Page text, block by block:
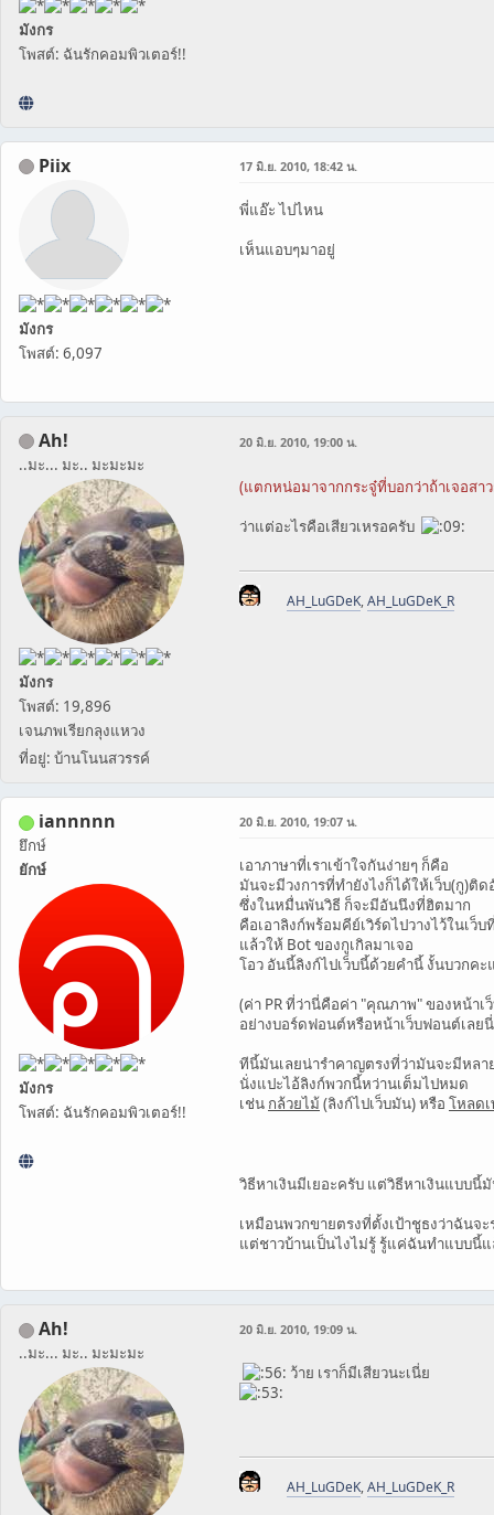
มังกร
โพสต์: ฉันรักคอมพิวเตอร์!!
Piix
มังกร
โพสต์: 6,097
17 มิ.ย. 2010, 18:42 น.
พี่แอ๊ะ ไปไหน
เห็นแอบๆมาอยู่
Ah!
..มะ... มะ.. มะมะมะ
มังกร
โพสต์: 19,896
เจนภพเรียกลุงแหวง
ที่อยู่: บ้านโนนสวรรค์
20 มิ.ย. 2010, 19:00 น.
(แตกหน่อมาจากกระจู๋ที่บอกว่าถ้าเจอส
ว่าแต่อะไรคือเสียวเหรอครับ
AH_LuGDeK,AH_LuGDeK_R
iannnnn
ยึกษ์
ยักษ์
มังกร
โพสต์: ฉันรักคอมพิวเตอร์!!
20 มิ.ย. 2010, 19:07 น.
เอาภาษาที่เราเข้าใจกันง่ายๆ ก็คือ
มันจะมีวงการที่ทำยังไงก็ได้ให้เว็บ(กู)ติ
ซึ่งในหมื่นพันวิธี ก็จะมีอันนึงที่ฮิตมาก
คือเอาลิงก์พร้อมคีย์เวิร์ดไปวางไว้ในเว็บ
แล้วให้ Bot ของกูเกิลมาเจอ
โอว อันนี้ลิงก์ไปเว็บนี้ด้วยคำนี้ งั้นบวกค
(ค่า PR ที่ว่านี่คือค่า "คุณภาพ" ของหน้าเ
อย่างบอร์ดฟอนต์หรือหน้าเว็บฟอนต์เล
ทีนี้มันเลยน่ารำคาญตรงที่ว่ามันจะมีหล
นั่งแปะไอ้ลิงก์พวกนี้หว่านเต็มไปหมด
เช่น กล้วยไม้ (ลิงก์ไปเว็บมัน) หรือ โหลด
วิธีหาเงินมีเยอะครับ แต่วิธีหาเงินแบบนี้
เหมือนพวกขายตรงที่ตั้งเป้าชูธงว่าฉันจะ
แต่ชาวบ้านเป็นไงไม่รู้ รู้แค่ฉันทำแบบนี้
Ah!
..มะ... มะ.. มะมะมะ
20 มิ.ย. 2010, 19:09 น.
ว้าย เราก็มีเสียวนะเนี่ย
AH_LuGDeK,AH_LuGDeK_R